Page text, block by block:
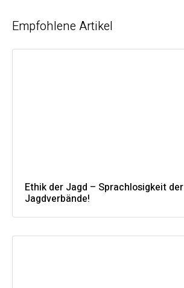
Empfohlene Artikel
Ethik der Jagd – Sprachlosigkeit der
Jagdverbände!